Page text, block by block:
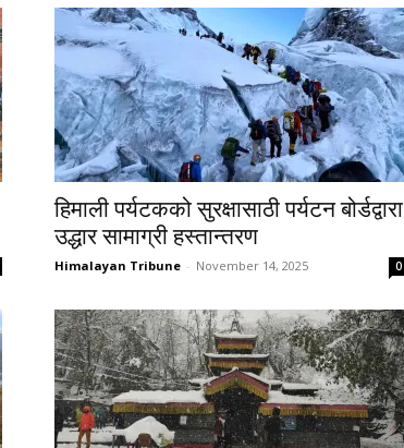
हिमाली पर्यटकको सुरक्षासाठी पर्यटन बोर्डद्वारा
उद्धार सामाग्री हस्तान्तरण
Himalayan Tribune - November 14, 2025 0